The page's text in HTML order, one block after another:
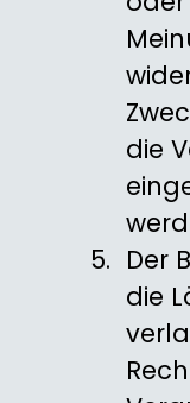
die
Der
die